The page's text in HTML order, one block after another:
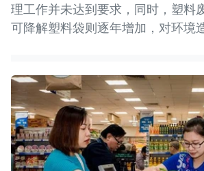
理工作并未达到要求，同时，塑料
可降解塑料袋则逐年增加，对环境